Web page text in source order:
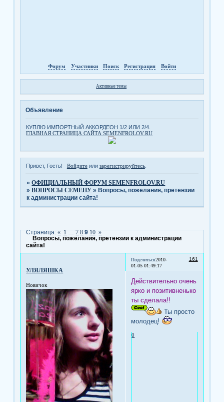
Форум Участники Поиск Регистрация Войти
Активные темы
Объявление
КУПЛЮ ИМПОРТНЫЙ АККОРДЕОН 1/2 ИЛИ 2/4.
ГЛАВНАЯ СТРАНИЦА САЙТА SEMENFROLOV.RU
Привет, Гость! Войдитеили зарегистрируйтесь.
»ОФИЦИАЛЬНЫЙ ФОРУМ SEMENFROLOV.RU
»ВОПРОСЫ СЕМЕНУ » Вопросы, пожелания, претензии
к администрации сайта!
Вопросы, пожелания, претензии к администрации
сайта!
Страница:« 1 … 7 8 9 10 »
Поделиться 161
2010-
01-05 01:49:17
УЛЯЛЯШКА
Новичок
Действительно очень
ярко и позитивненько
ты сделала!!
Ты просто
молодец!
0